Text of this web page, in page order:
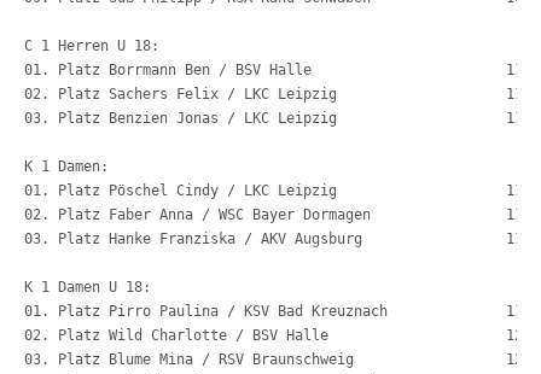
C 1 Herren U 18:
01. Platz Borrmann
02. Platz Sachers Felix
03. Platz Benzien Jonas
K 1 Damen:
01. Platz Pöschel Cindy
02. Platz Faber Anna /
03. Platz Hanke
K 1 Damen U 18:
01. Platz Pirro Paulina /
02. Platz Wild
03. Platz Blume Mina /